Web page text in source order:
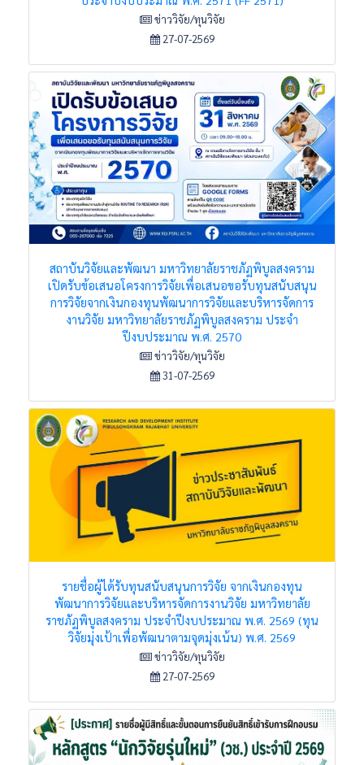
ข่าววิจัย/ทุนวิจัย
27-07-2569
สถาบันวิจัยและพัฒนา มหาวิทยาลัยราชภัฏพิบูลสงคราม
เปิดรับข้อเสนอโครงการวิจัยเพื่อเสนอขอรับทุนสนับสนุน
การวิจัยจากเงินกองทุนพัฒนาการวิจัยและบริหารจัดการ
งานวิจัย มหาวิทยาลัยราชภัฏพิบูลสงคราม ประจำ
ปีงบประมาณ พ.ศ. 2570
ข่าววิจัย/ทุนวิจัย
31-07-2569
รายชื่อผู้ได้รับทุนสนับสนุนการวิจัย จากเงินกองทุน
พัฒนาการวิจัยและบริหารจัดการงานวิจัย มหาวิทยาลัย
ราชภัฏพิบูลสงคราม ประจำปีงบประมาณ พ.ศ. 2569 (ทุน
วิจัยมุ่งเป้าเพื่อพัฒนาตามจุดมุ่งเน้น) พ.ศ. 2569
ข่าววิจัย/ทุนวิจัย
27-07-2569